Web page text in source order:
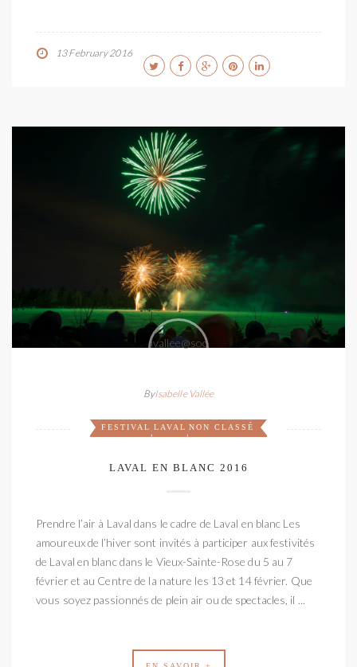
13 February 2016
ByIsabelle Vallée
FESTIVAL
,
LAVAL
,
NON CLASSÉ
LAVAL EN BLANC 2016
Prendre l’air à Laval dans le cadre de Laval en blanc Les
amoureux de l’hiver sont invités à participer aux festivités
de Laval en blanc dans le Vieux-Sainte-Rose du 5 au 7
février et au Centre de la nature les 13 et 14 février. Que
vous soyez passionnés de plein air ou de spectacles, il ...